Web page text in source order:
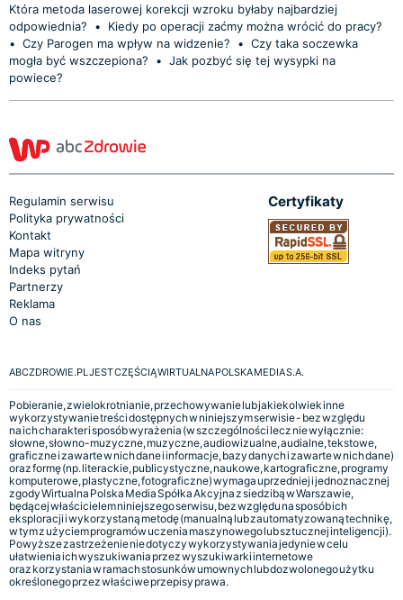
Która metoda laserowej korekcji wzroku byłaby najbardziej
odpowiednia?
•
Kiedy po operacji zaćmy można wrócić do pracy?
• Czy Parogen ma wpływ na widzenie? • Czy taka soczewka
mogła być wszczepiona?
• Jak pozbyć się tej wysypki na
powiece?
Regulamin serwisu
Polityka prywatności
Kontakt
Mapa witryny
Indeks pytań
Partnerzy
Reklama
O nas
Certyfikaty
ABCZDROWIE.PL JEST CZĘŚCIĄ WIRTUALNA POLSKA MEDIA S.A.
Pobieranie, zwielokrotnianie, przechowywanie lub jakiekolwiek inne
wykorzystywanie treści dostępnych w niniejszym serwisie - bez względu
na ich charakter i sposób wyrażenia (w szczególności lecz nie wyłącznie:
słowne, słowno-muzyczne, muzyczne, audiowizualne, audialne, tekstowe,
graficzne i zawarte w nich dane i informacje, bazy danych i zawarte w nich dane)
oraz formę (np. literackie, publicystyczne, naukowe, kartograficzne, programy
komputerowe, plastyczne, fotograficzne) wymaga uprzedniej i jednoznacznej
zgody Wirtualna Polska Media Spółka Akcyjna z siedzibą w Warszawie,
będącej właścicielem niniejszego serwisu, bez względu na sposób ich
eksploracji i wykorzystaną metodę (manualną lub zautomatyzowaną technikę,
w tym z użyciem programów uczenia maszynowego lub sztucznej inteligencji).
Powyższe zastrzeżenie nie dotyczy wykorzystywania jedynie w celu
ułatwienia ich wyszukiwania przez wyszukiwarki internetowe
oraz korzystania w ramach stosunków umownych lub dozwolonego użytku
określonego przez właściwe przepisy prawa.